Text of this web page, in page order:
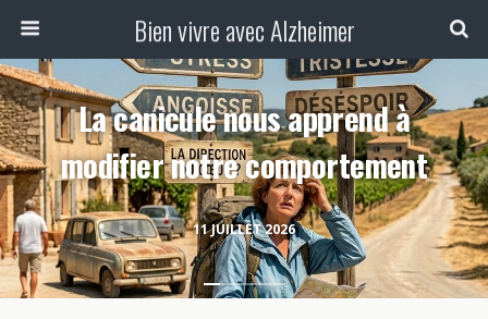
Bien vivre avec Alzheimer
11 JUILLET 2026
La canicule nous apprend à
modifier notre comportement